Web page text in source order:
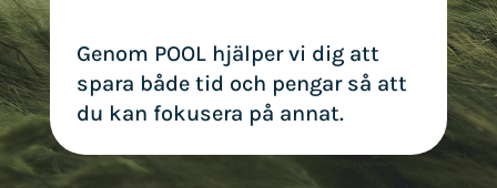
Genom POOL hjälper vi dig att
spara både tid och pengar så att
du kan fokusera på annat.